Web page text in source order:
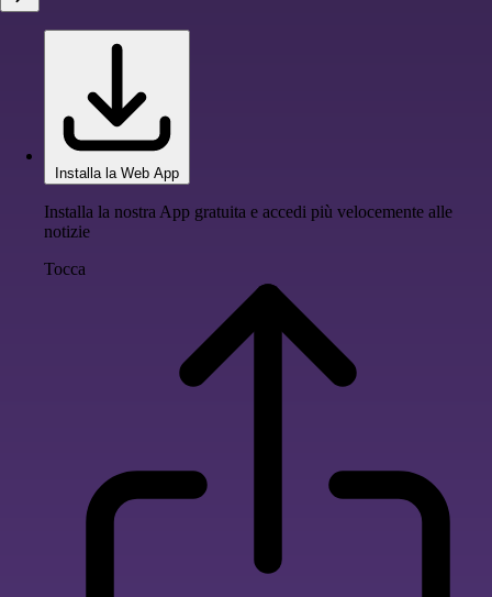
Installa la Web App
Installa la nostra App gratuita e accedi più velocemente alle
notizie
Tocca